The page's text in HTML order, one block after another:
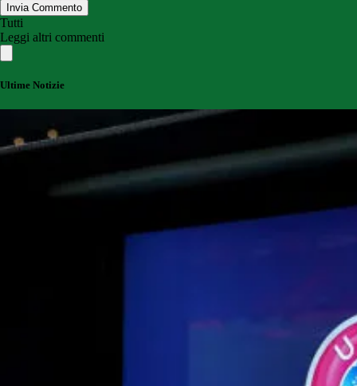
Invia Commento
Tutti
Leggi altri commenti
Ultime Notizie